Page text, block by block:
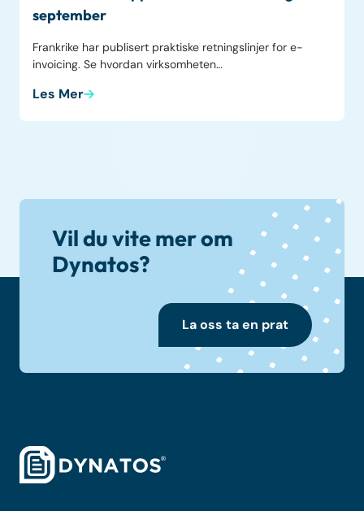
september
Frankrike har publisert praktiske retningslinjer for e-
invoicing. Se hvordan virksomheten…
Les Mer
Vil du vite mer om
Dynatos?
La oss ta en prat